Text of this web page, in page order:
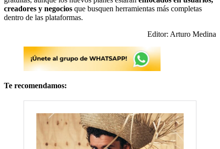
creadores y negocios que busquen herramientas más completas
dentro de las plataformas.
Editor: Arturo Medina
Te recomendamos: